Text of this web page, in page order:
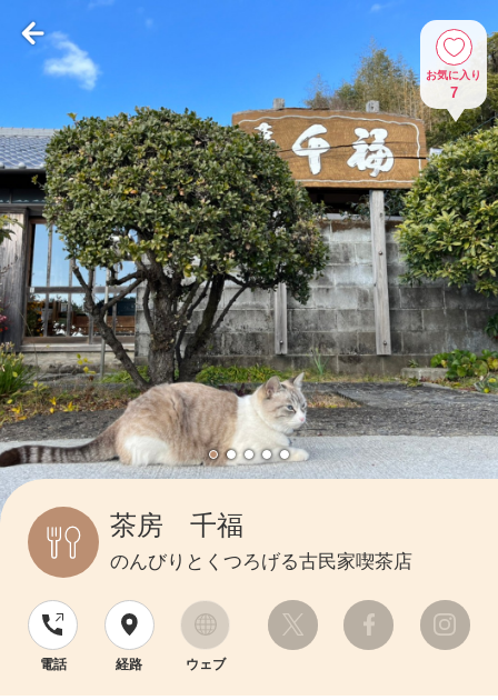
お気に入り
7
茶房 千福
のんびりとくつろげる古民家喫茶店
電話 経路 ウェブ